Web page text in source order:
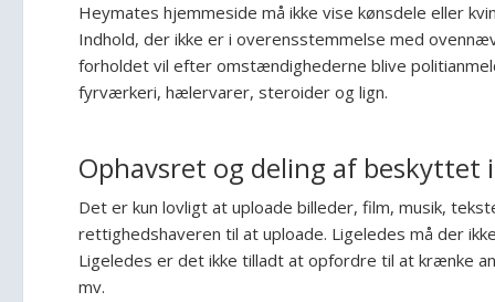
Heymates hjemmeside må ikke vise kønsdele eller
Indhold, der ikke er i overensstemmelse med
forholdet vil efter omstændighederne blive
fyrværkeri, hælervarer, steroider og lign.
Ophavsret og deling af beskyttet
Det er kun lovligt at uploade billeder, film, musik,
rettighedshaveren til at uploade. Ligeledes må der
Ligeledes er det ikke tilladt at opfordre til at krænke
mv.